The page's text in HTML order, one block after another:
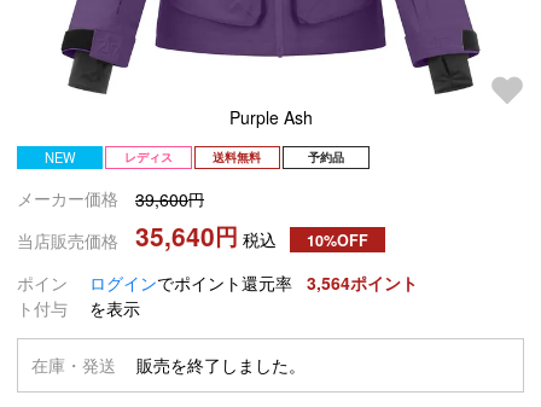
Purple Ash
NEW レディス 送料無料 予約品
メーカー価格
39,600
当店販売価格
35,640 税込 10%OFF
ポイン
ト付与
ログインでポイント還元率
を表示
3,564
在庫・発送 販売を終了しました。